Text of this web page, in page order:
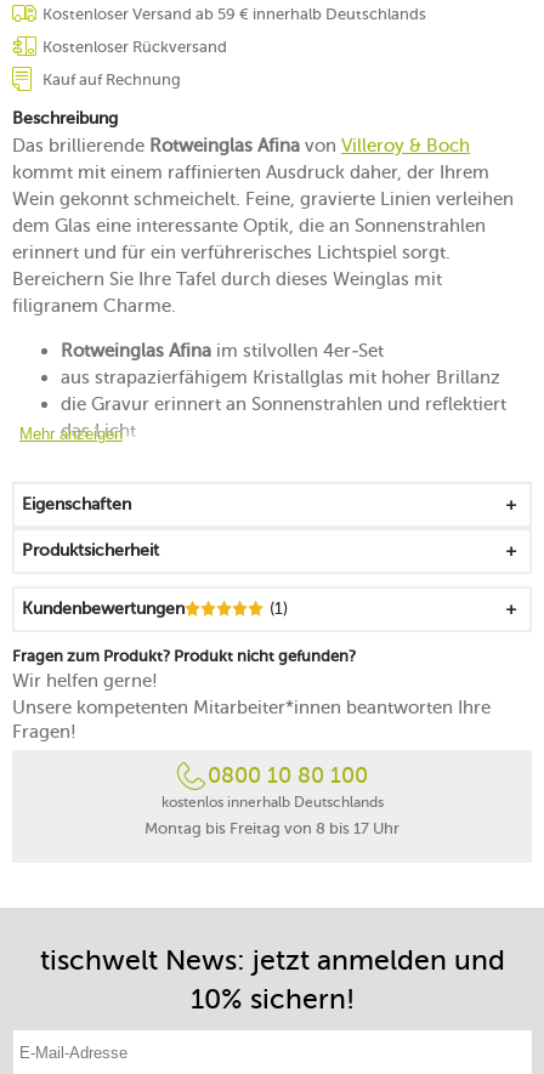
Kostenloser Versand ab 59 € innerhalb Deutschlands
Kostenloser Rückversand
Kauf auf Rechnung
Beschreibung
Das brillierende Rotweinglas Afina von Villeroy & Boch
kommt mit einem raffinierten Ausdruck daher, der Ihrem
Wein gekonnt schmeichelt. Feine, gravierte Linien verleihen
dem Glas eine interessante Optik, die an Sonnenstrahlen
erinnert und für ein verführerisches Lichtspiel sorgt.
Bereichern Sie Ihre Tafel durch dieses Weinglas mit
filigranem Charme.
Rotweinglas Afina im stilvollen 4er-Set
aus strapazierfähigem Kristallglas mit hoher Brillanz
die Gravur erinnert an Sonnenstrahlen und reflektiert
das Licht
die Bodenplatte und der lange Stiel wirken
stabilisierend und lassen sich stilsicher greifen
Made in Slovakia
Mehr anzeigen
Eigenschaften
Produktsicherheit
Kundenbewertungen (1)
Fragen zum Produkt? Produkt nicht gefunden?
Wir helfen gerne!
Unsere kompetenten Mitarbeiter*innen beantworten Ihre
Fragen!
0800 10 80 100
kostenlos innerhalb Deutschlands
Montag bis Freitag von 8 bis 17 Uhr
tischwelt News: jetzt anmelden und
10% sichern!